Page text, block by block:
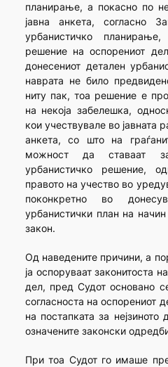
планирање, а покасно по
јавна анкета, согласно
урбанистичко планирање,
решение на оспорениот
донесениот детален
наврата не било
ниту пак, тоа решение е
на некоја забелешка,
кои учествувале во јавната
анкета, со што на
можност да ставаат
урбанистичко решение,
правото на учество во
поконкретно во
урбанистички план на
закон.
Од наведените причини, а
ја оспоруваат законитоста
дел, пред Судот основано
согласноста на оспорениот
на постапката за
означените законски
При тоа Судот го имаше